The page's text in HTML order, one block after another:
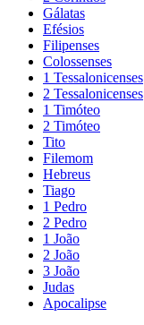
Gálatas
Efésios
Filipenses
Colossenses
1 Tessalonicenses
2 Tessalonicenses
1 Timóteo
2 Timóteo
Tito
Filemom
Hebreus
Tiago
1 Pedro
2 Pedro
1 João
2 João
3 João
Judas
Apocalipse